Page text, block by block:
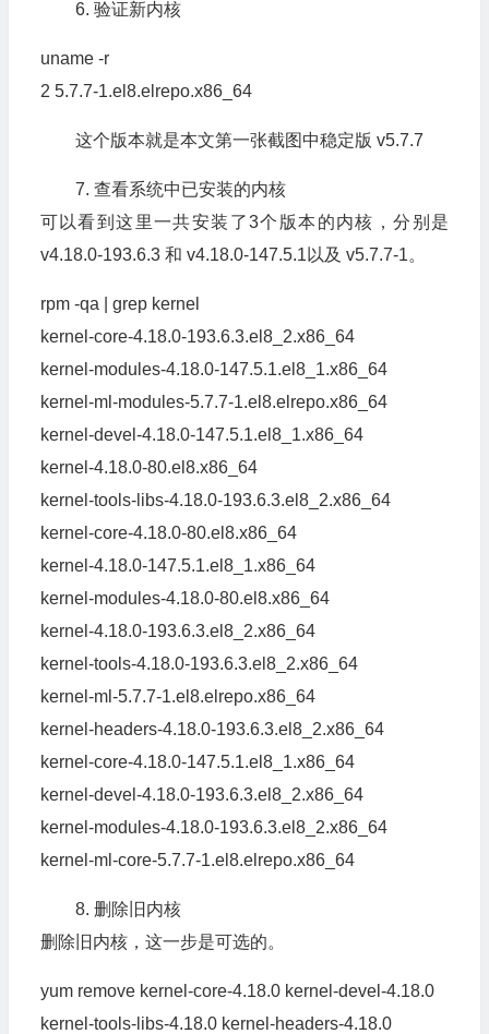
6. 验证新内核
uname -r
2 5.7.7-1.el8.elrepo.x86_64
这个版本就是本文第一张截图中稳定版 v5.7.7
7. 查看系统中已安装的内核
可以看到这里一共安装了3个版本的内核，分别是
v4.18.0-193.6.3 和 v4.18.0-147.5.1以及 v5.7.7-1。
rpm -qa
grep kernel
kernel-core-4.18.0-193.6.3.el8_2.x86_64
kernel-modules-4.18.0-147.5.1.el8_1.x86_64
kernel-ml-modules-5.7.7-1.el8.elrepo.x86_64
kernel-devel-4.18.0-147.5.1.el8_1.x86_64
kernel-4.18.0-80.el8.x86_64
kernel-tools-libs-4.18.0-193.6.3.el8_2.x86_64
kernel-core-4.18.0-80.el8.x86_64
kernel-4.18.0-147.5.1.el8_1.x86_64
kernel-modules-4.18.0-80.el8.x86_64
kernel-4.18.0-193.6.3.el8_2.x86_64
kernel-tools-4.18.0-193.6.3.el8_2.x86_64
kernel-ml-5.7.7-1.el8.elrepo.x86_64
kernel-headers-4.18.0-193.6.3.el8_2.x86_64
kernel-core-4.18.0-147.5.1.el8_1.x86_64
kernel-devel-4.18.0-193.6.3.el8_2.x86_64
kernel-modules-4.18.0-193.6.3.el8_2.x86_64
kernel-ml-core-5.7.7-1.el8.elrepo.x86_64
8. 删除旧内核
删除旧内核，这一步是可选的。
yum remove kernel-core-4.18.0kernel-devel-4.18.0
kernel-tools-libs-4.18.0kernel-headers-4.18.0